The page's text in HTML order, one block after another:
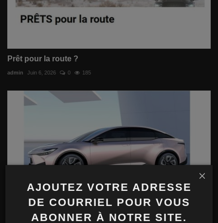
AJOUTEZ VOTRE ADRESSE
DE COURRIEL POUR VOUS
ABONNER À NOTRE SITE.
Prêt pour la route ?
admin Juin 6, 2026 0 185
000$US